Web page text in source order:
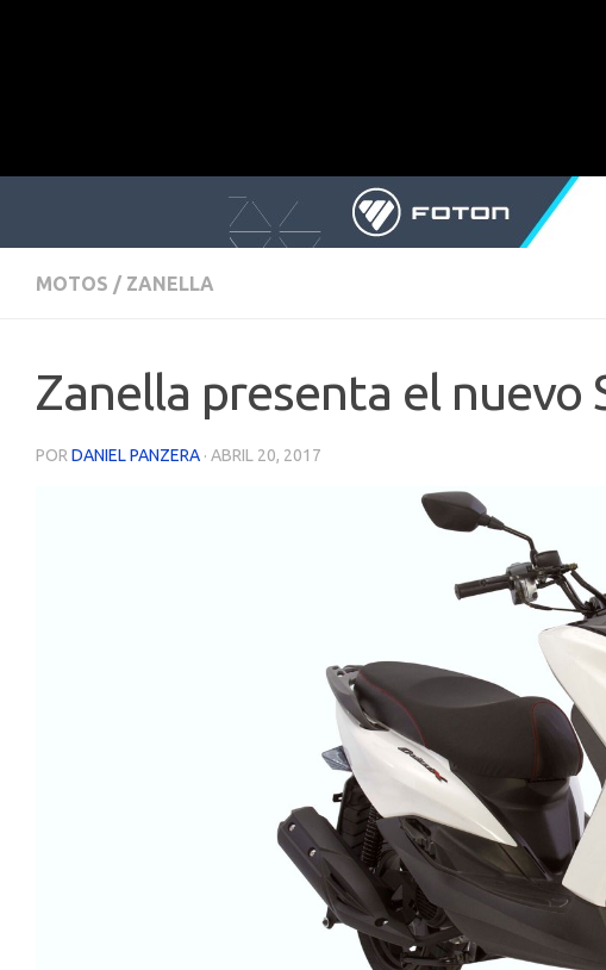
MOTOS / ZANELLA
Zanella presenta el nuevo
POR DANIEL PANZERA · ABRIL 20, 2017